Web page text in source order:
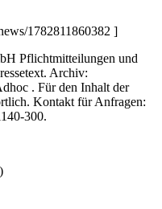
1782811860382 ]
Pflichtmitteilungen und
Archiv:
. Für den Inhalt der
Kontakt für Anfragen:
300.